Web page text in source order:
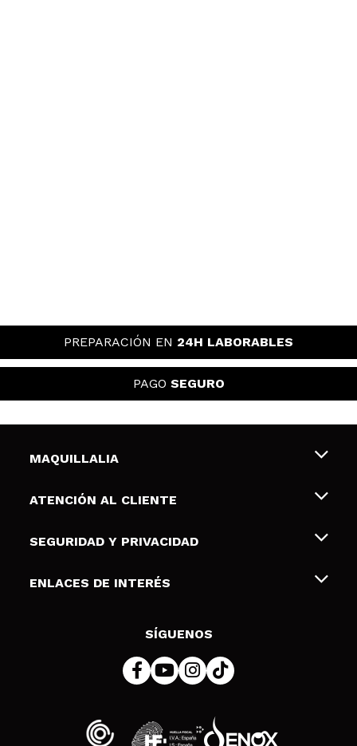
PREPARACIÓN EN 24H LABORABLES
PAGO SEGURO
MAQUILLALIA
Sobre nosotros
Tarjetas de Regalo
ATENCIÓN AL CLIENTE
Envíos y devoluciones
Formas de pago
SEGURIDAD Y PRIVACIDAD
Terminos y condiciones de uso
Política de cookies
ENLACES DE INTERÉS
SÍGUENOS